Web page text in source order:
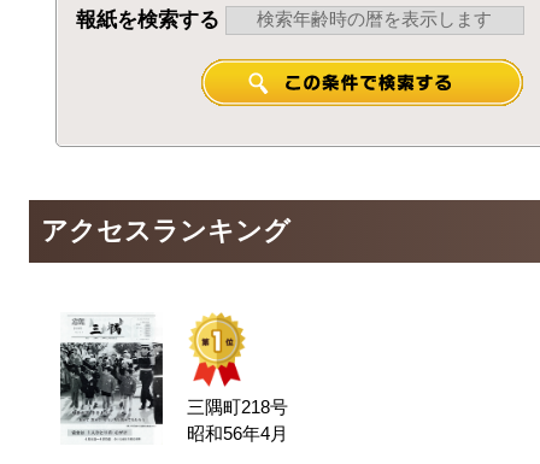
報紙を検索する
アクセスランキング
三隅町218号
昭和56年4月